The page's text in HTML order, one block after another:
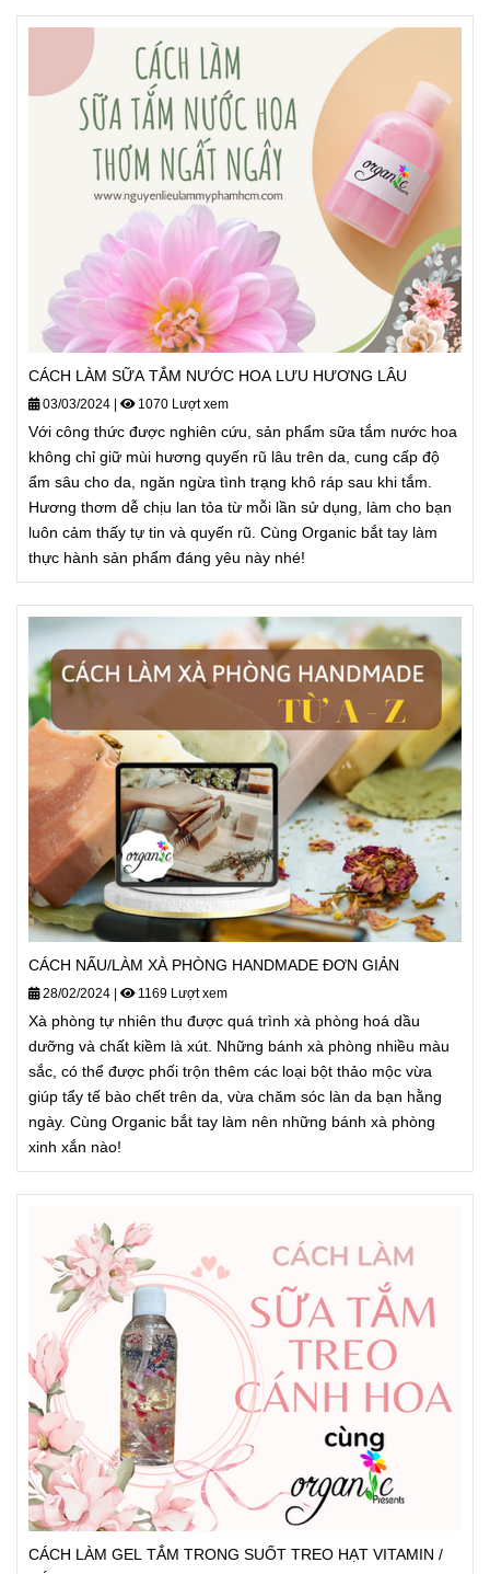
CÁCH LÀM SỮA TẮM NƯỚC HOA LƯU HƯƠNG LÂU
03/03/2024 1070 Lượt xem
Với công thức được nghiên cứu, sản phẩm sữa tắm nước hoa
không chỉ giữ mùi hương quyến rũ lâu trên da, cung cấp độ
ẩm sâu cho da, ngăn ngừa tình trạng khô ráp sau khi tắm.
Hương thơm dễ chịu lan tỏa từ mỗi lần sử dụng, làm cho bạn
luôn cảm thấy tự tin và quyến rũ. Cùng Organic bắt tay làm
thực hành sản phẩm đáng yêu này nhé!
CÁCH NẤU/LÀM XÀ PHÒNG HANDMADE ĐƠN GIẢN
28/02/2024 1169 Lượt xem
Xà phòng tự nhiên thu được quá trình xà phòng hoá dầu
dưỡng và chất kiềm là xút. Những bánh xà phòng nhiều màu
sắc, có thể được phối trộn thêm các loại bột thảo mộc vừa
giúp tẩy tế bào chết trên da, vừa chăm sóc làn da bạn hằng
ngày. Cùng Organic bắt tay làm nên những bánh xà phòng
xinh xắn nào!
CÁCH LÀM GEL TẮM TRONG SUỐT TREO HẠT VITAMIN /